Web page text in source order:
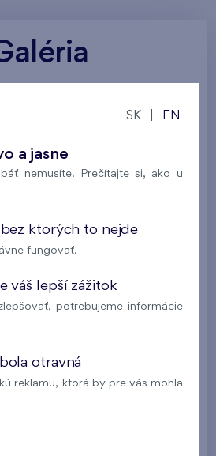
Vizualizácia projektu
SK EN
a jasne
nemusíte. Prečítajte si, ako u
ktorých to nejde
fungovať.
váš lepší zážitok
potrebujeme informácie
otravná
reklamu, ktorá by pre vás mohla